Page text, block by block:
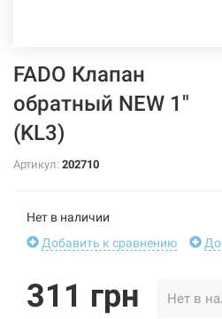
FADO Клапан
обратный NEW 1"
(KL3)
Артикул: 202710
Нет в наличии
Добавить к сравнению
311 грн Нет в